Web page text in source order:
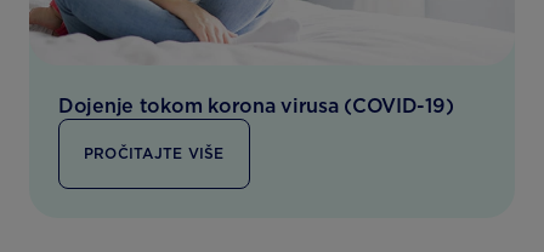
Dojenje tokom korona virusa (COVID-19)
PROČITAJTE VIŠE